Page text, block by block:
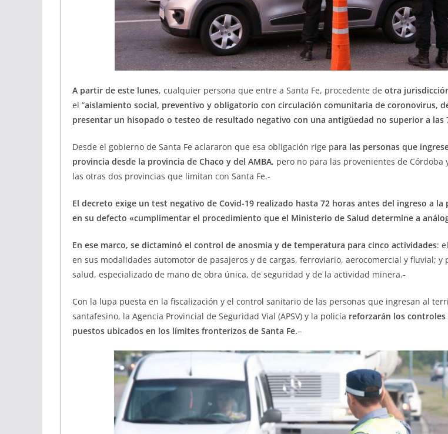
A partir de este lunes, cualquier persona que entre a Santa Fe, procedente de otra
el “aislamiento social, preventivo y obligatorio con circulación comunitaria de coronovirus,
presentar un hisopado o testeo de resultado negativo con una antigüedad no superior a las
Desde el gobierno de Santa Fe aclararon que esa obligación rige para las personas que
provincia desde la provincia de Chaco y del AMBA, pero no para las provenientes de Córdoba
las otras dos provincias que limitan con Santa Fe.-
El decreto exige un test negativo de Covid-19 realizado hasta 72 horas antes del ingreso a la
en su defecto «cumplimentar el procedimiento que el Ministerio de Salud determine a
En ese marco, se dictaminó el control de anosmia y de temperatura para cinco actividades:
en sus modalidades automotor de pasajeros y de cargas, ferroviario, aerocomercial y fluvial; y
salud, especializado de mano de obra única, de seguridad y de la actividad minera.-
Con la lupa puesta en la fiscalización y el control sanitario de las personas que ingresan al
santafesino, la Agencia Provincial de Seguridad Vial (APSV) y la policía reforzarán los controles
puestos ubicados en los límites fronterizos de Santa Fe.–